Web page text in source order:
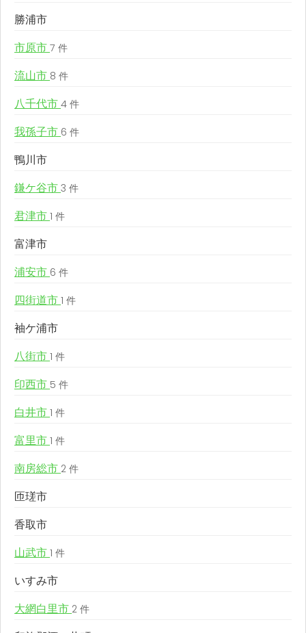
勝浦市
市原市 7 件
流山市 8 件
八千代市 4 件
我孫子市 6 件
鴨川市
鎌ケ谷市 3 件
君津市 1 件
富津市
浦安市 6 件
四街道市 1 件
袖ケ浦市
八街市 1 件
印西市 5 件
白井市 1 件
富里市 1 件
南房総市 2 件
匝瑳市
香取市
山武市 1 件
いすみ市
大網白里市 2 件